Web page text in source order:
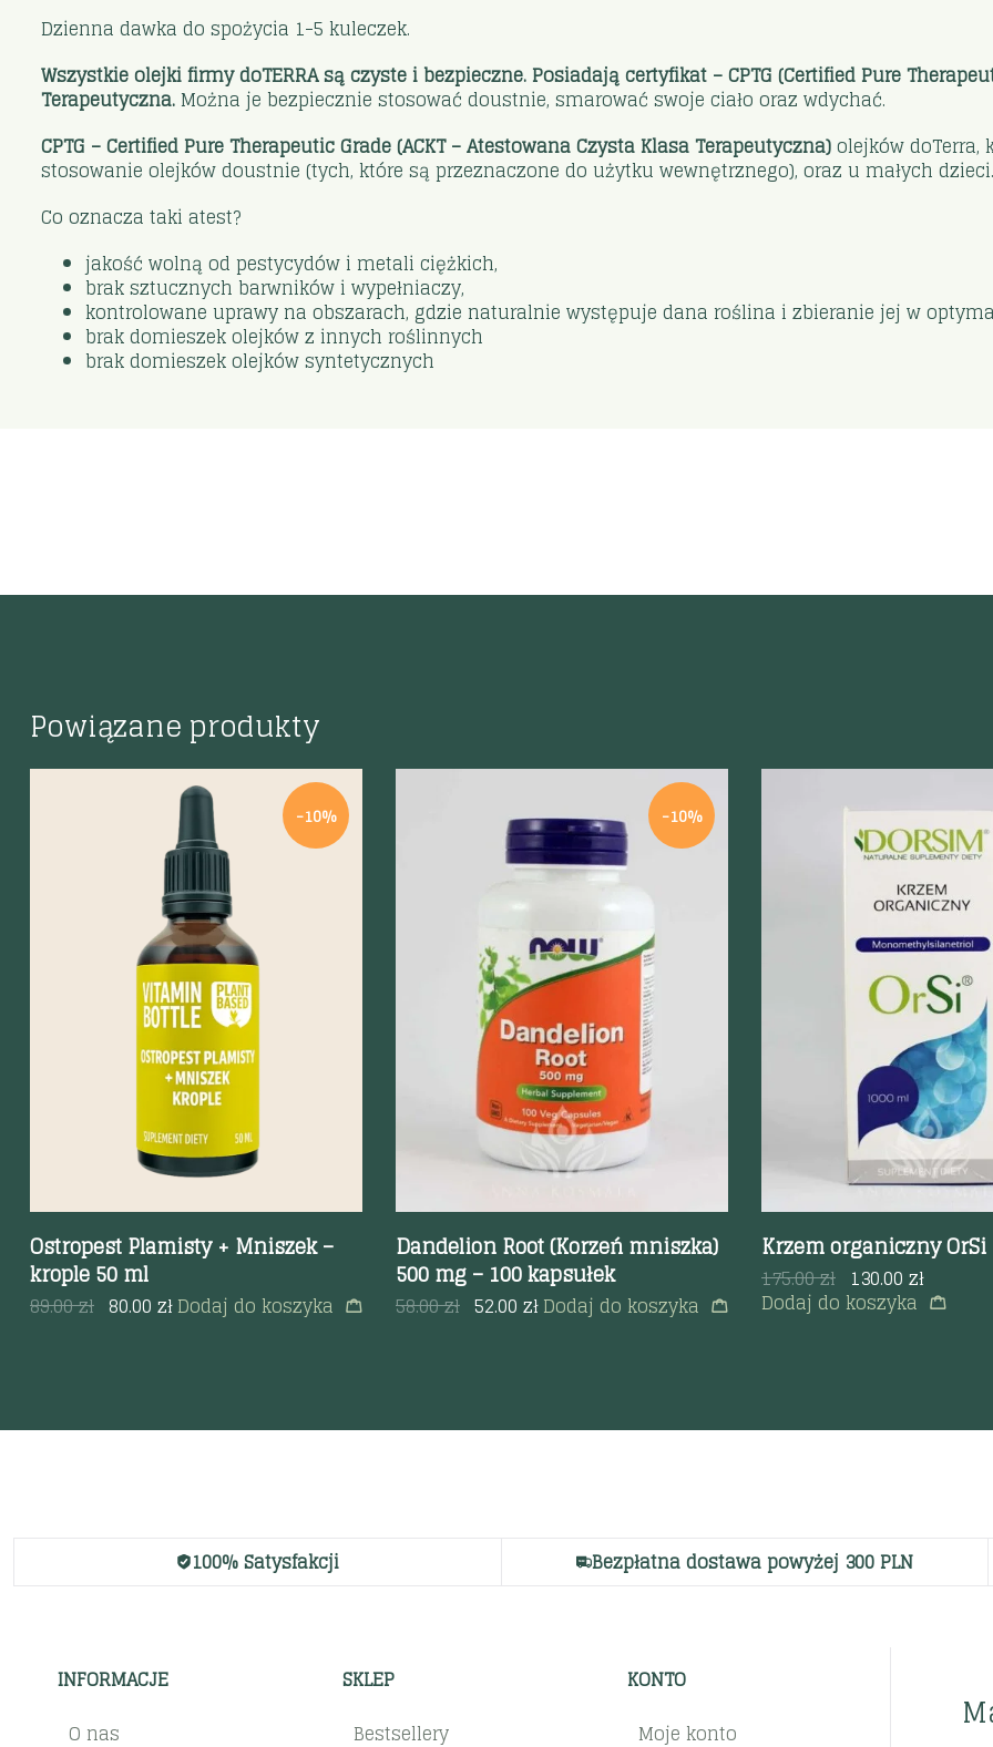
Dzienna dawka do spożycia 1-5 kuleczek.
Wszystkie olejki firmy doTERRA są czyste i bezpieczne. Posiadają certyfikat – CPTG (Certified Pure
Terapeutyczna. Można je bezpiecznie stosować doustnie, smarować swoje ciało oraz wdychać.
CPTG – Certified Pure Therapeutic Grade (ACKT – Atestowana Czysta Klasa Terapeutyczna)olejków
stosowanie olejków doustnie (tych, które są przeznaczone do użytku wewnętrznego), oraz u małych dzieci.
Co oznacza taki atest?
jakość wolną od pestycydów i metali ciężkich,
brak sztucznych barwników i wypełniaczy,
kontrolowane uprawy na obszarach, gdzie naturalnie występuje dana roślina i zbieranie jej w
brak domieszek olejków z innych roślinnych
brak domieszek olejków syntetycznych
Powiązane produkty
-10%
Szybki podgląd
Ostropest Plamisty + Mniszek –
krople 50 ml
89.00zł 80.00 złDodaj do koszyka
-10%
Szybki podgląd
Dandelion Root (Korzeń mniszka)
500 mg – 100 kapsułek
58.00zł 52.00 złDodaj do koszyka
Szybki podgląd
Krzem organiczny OrSi
175.00zł 130.00 zł
Dodaj do koszyka
100% Satysfakcji Bezpłatna dostawa powyżej 300 PLN
INFORMACJE
O nas
SKLEP
Bestsellery
KONTO
Moje konto